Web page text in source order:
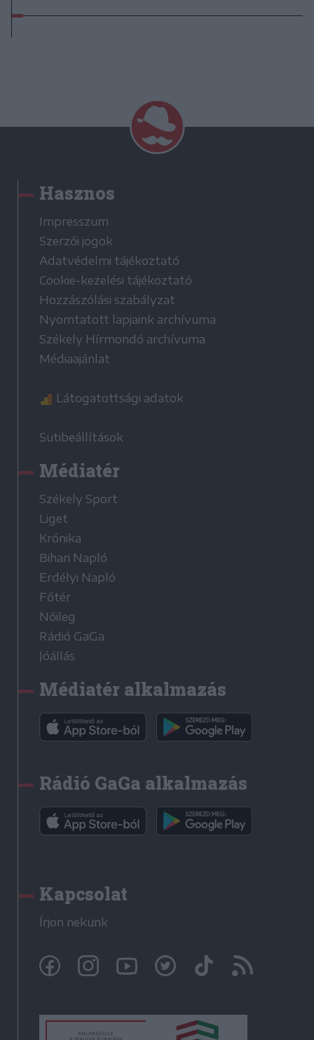
Hasznos
Impresszum
Szerzői jogok
Adatvédelmi tájékoztató
Cookie-kezelési tájékoztató
Hozzászólási szabályzat
Nyomtatott lapjaink archívuma
Székely Hírmondó archívuma
Médiaajánlat
Látogatottsági adatok
Sütibeállítások
Médiatér
Székely Sport
Liget
Krónika
Bihari Napló
Erdélyi Napló
Főtér
Nőileg
Rádió GaGa
Jóállás
Médiatér alkalmazás
Rádió GaGa alkalmazás
Kapcsolat
Írjon nekünk